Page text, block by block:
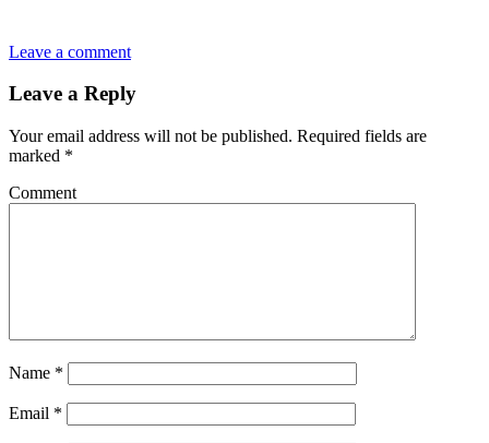
Leave a comment
Leave a Reply
Your email address will not be published. Required fields are
marked *
Comment
Name *
Email *